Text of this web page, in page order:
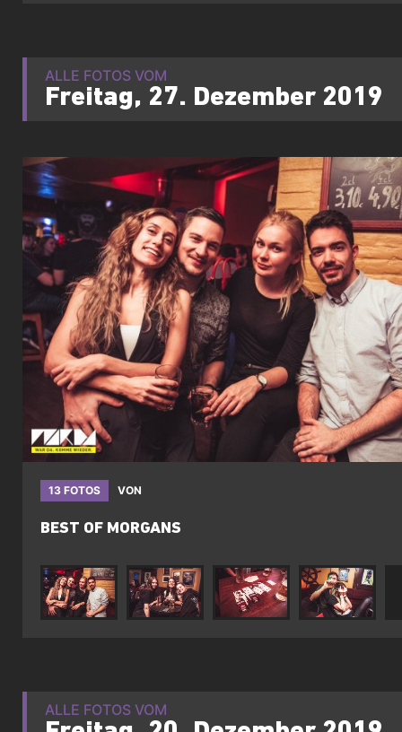
ALLE FOTOS VOM
Freitag, 27. Dezember 2019
13 FOTOS VON
BEST OF MORGANS
ALLE FOTOS VOM